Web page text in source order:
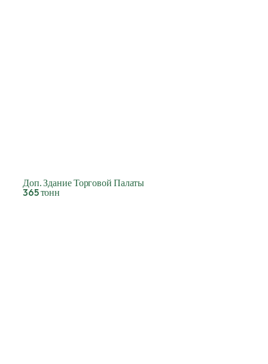
Доп. Здание Торговой Палаты
365 тонн